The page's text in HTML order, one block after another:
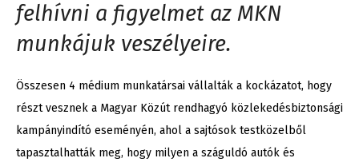
felhívni a figyelmet az MKN
munkájuk veszélyeire.
Összesen 4 médium munkatársai vállalták a kockázatot, hogy
részt vesznek a Magyar Közút rendhagyó közlekedésbiztonsági
kampányindító eseményén, ahol a sajtósok testközelből
tapasztalhatták meg, hogy milyen a száguldó autók és